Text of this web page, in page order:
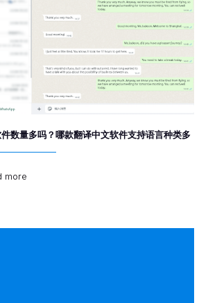
数量多吗？哪款翻译中文软件支持语言种类多
more